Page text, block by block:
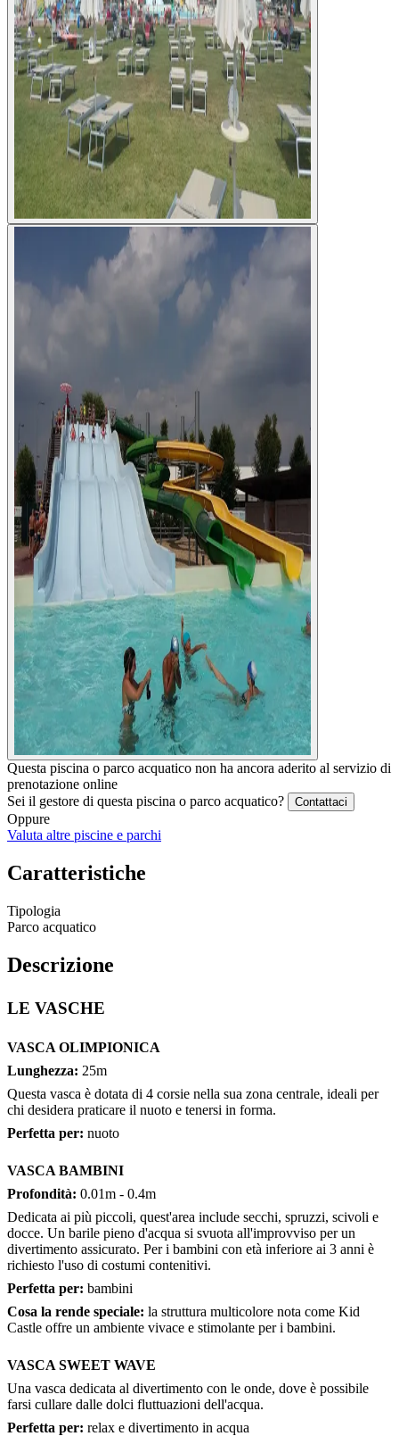
Questa piscina o parco acquatico non ha ancora aderito al servizio di
prenotazione online
Sei il gestore di questa piscina o parco acquatico?
Contattaci
Oppure
Valuta altre piscine e parchi
Caratteristiche
Tipologia
Parco acquatico
Descrizione
LE VASCHE
VASCA OLIMPIONICA
Lunghezza: 25m
Questa vasca è dotata di 4 corsie nella sua zona centrale, ideali per
chi desidera praticare il nuoto e tenersi in forma.
Perfetta per: nuoto
VASCA BAMBINI
Profondità: 0.01m - 0.4m
Dedicata ai più piccoli, quest'area include secchi, spruzzi, scivoli e
docce. Un barile pieno d'acqua si svuota all'improvviso per un
divertimento assicurato. Per i bambini con età inferiore ai 3 anni è
richiesto l'uso di costumi contenitivi.
Perfetta per: bambini
Cosa la rende speciale: la struttura multicolore nota come Kid
Castle offre un ambiente vivace e stimolante per i bambini.
VASCA SWEET WAVE
Una vasca dedicata al divertimento con le onde, dove è possibile
farsi cullare dalle dolci fluttuazioni dell'acqua.
Perfetta per: relax e divertimento in acqua